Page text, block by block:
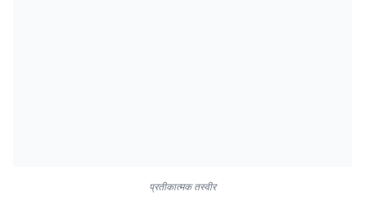
प्रतीकात्मक तस्वीर